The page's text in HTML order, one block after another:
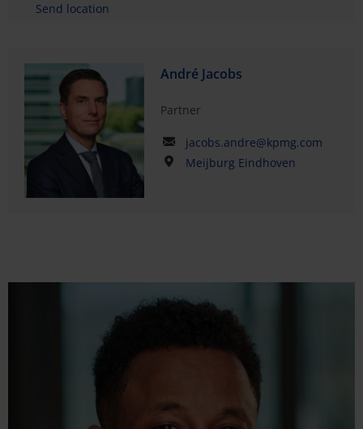
Send location
André Jacobs
Partner
jacobs.andre@kpmg.com
Meijburg Eindhoven